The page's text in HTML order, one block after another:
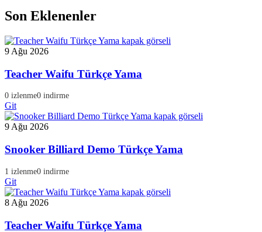
Son Eklenenler
9 Ağu 2026
Teacher Waifu Türkçe Yama
0 izlenme0 indirme
Git
9 Ağu 2026
Snooker Billiard Demo Türkçe Yama
1 izlenme0 indirme
Git
8 Ağu 2026
Teacher Waifu Türkçe Yama